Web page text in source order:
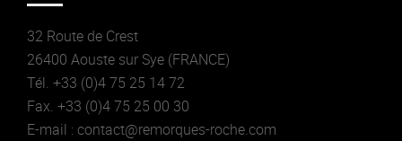
32 Route de Crest
26400 Aouste sur Sye (FRANCE)
Tél. +33 (0)4 75 25 14 72
Fax. +33 (0)4 75 25 00 30
E-mail : contact@remorques-roche.com